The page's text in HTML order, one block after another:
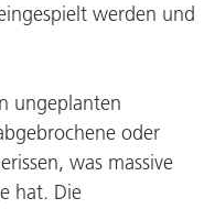
werden und
ungeplanten
oder
was massive
hat. Die